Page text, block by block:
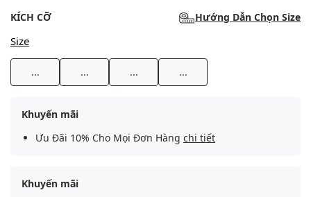
KÍCH CỠ Hướng Dẫn Chọn Size
Size
... ... ... ...
Khuyến mãi
Ưu Đãi 10% Cho Mọi Đơn Hàng chi tiết
Khuyến mãi